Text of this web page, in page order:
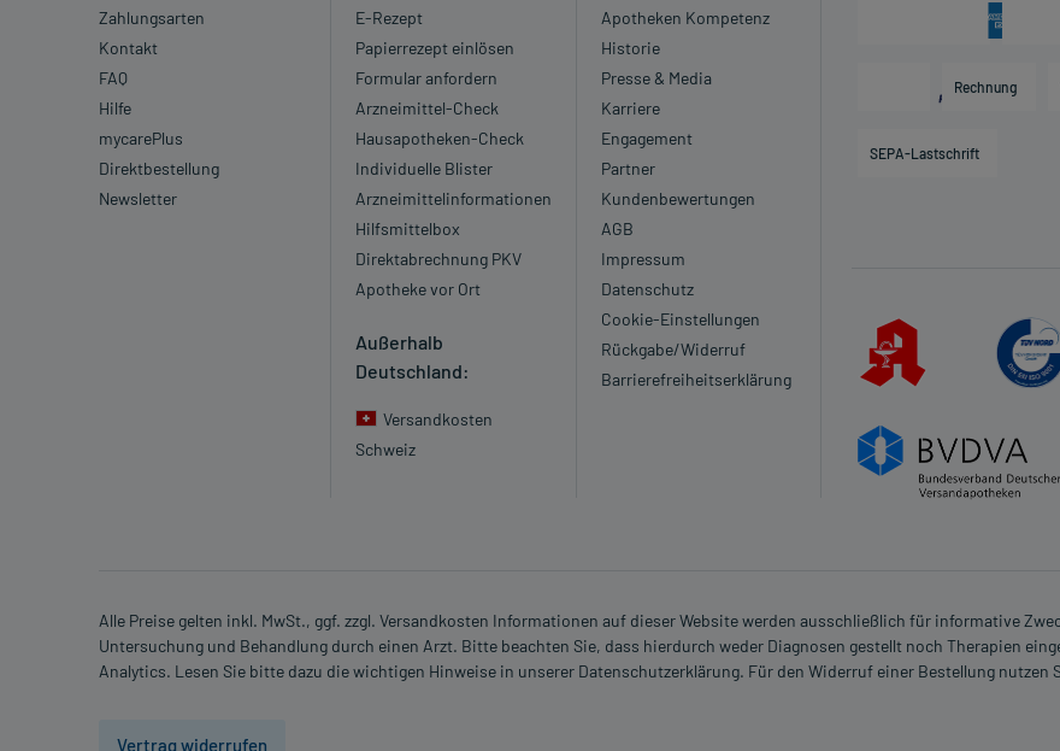
Zahlungsarten
Kontakt
FAQ
Hilfe
mycarePlus
Direktbestellung
Newsletter
E-Rezept
Papierrezept einlösen
Formular anfordern
Arzneimittel-Check
Hausapotheken-Check
Individuelle Blister
Arzneimittelinformationen
Hilfsmittelbox
Direktabrechnung PKV
Apotheke vor Ort
Außerhalb
Deutschland:
Versandkosten
Schweiz
Apotheken Kompetenz
Historie
Presse & Media
Karriere
Engagement
Partner
Kundenbewertungen
AGB
Impressum
Datenschutz
Cookie-Einstellungen
Rückgabe/Widerruf
Barrierefreiheitserklärung
Rechnung
SEPA-Lastschrift
Alle Preise gelten inkl. MwSt., ggf. zzgl. Versandkosten Informationen auf dieser Website werden ausschließlich für informative
Untersuchung und Behandlung durch einen Arzt. Bitte beachten Sie, dass hierdurch weder Diagnosen gestellt noch Therapien
Analytics. Lesen Sie bitte dazu die wichtigen Hinweise in unserer Datenschutzerklärung. Für den Widerruf einer Bestellung nutzen
Vertrag widerrufen